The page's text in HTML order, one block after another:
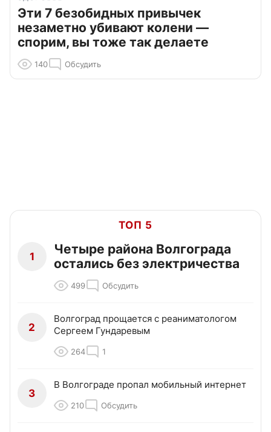
Эти 7 безобидных привычек
незаметно убивают колени —
спорим, вы тоже так делаете
140 Обсудить
ТОП 5
1
Четыре района Волгограда
остались без электричества
499 Обсудить
2
Волгоград прощается с реаниматологом
Сергеем Гундаревым
264 1
3
В Волгограде пропал мобильный интернет
210 Обсудить